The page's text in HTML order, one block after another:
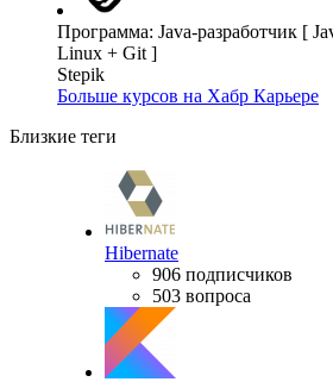
Программа: Java-разработчик [
Linux + Git ]
Stepik
Больше курсов на Хабр Карьере
Близкие теги
Hibernate
906 подписчиков
503 вопроса